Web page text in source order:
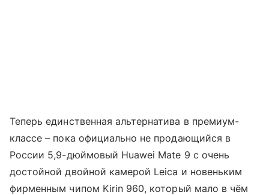
Теперь единственная альтернатива в премиум-
классе – пока официально не продающийся в
России 5,9-дюймовый Huawei Mate 9 с очень
достойной двойной камерой Leica и новеньким
фирменным чипом Kirin 960, который мало в чём